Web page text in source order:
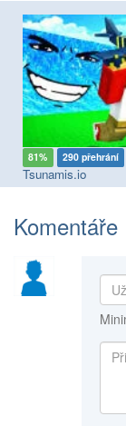
81% 290 přehrání
Tsunamis.io
Komentáře